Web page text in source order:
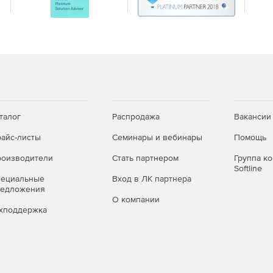
листы
Распродажа
Семинары и вебинары
Стать партнером
Вход в ЛК партнера
О компании
Вакансии
Помощь
Группа
Softline